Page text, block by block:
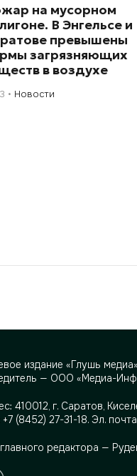
на мусорном
В Энгельсе и
превышены
загрязняющих
в воздухе
Новости
издание «Глушь медиа»
— ООО «Медиа-
410012, г. Саратов,
+7 (8452) 27-31-18. Эл.
редактора —